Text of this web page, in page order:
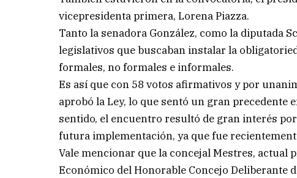
vicepresidenta primera, Lorena Piazza.
Tanto la senadora González, como la diputada
legislativos que buscaban instalar la
formales, no formales e informales.
Es así que con 58 votos afirmativos y por
aprobó la Ley, lo que sentó un gran precedente
sentido, el encuentro resultó de gran interés
futura implementación, ya que fue
Vale mencionar que la concejal Mestres, actual
Económico del Honorable Concejo Deliberante